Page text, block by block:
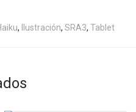
, Ilustración, SRA3, Tablet